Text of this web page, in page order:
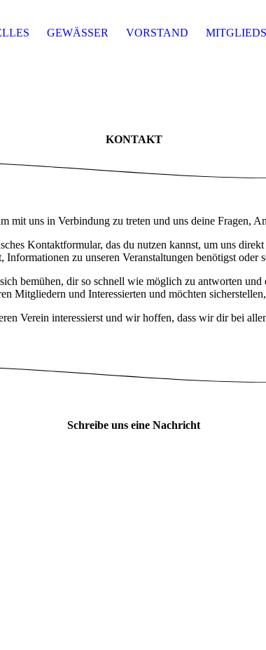
GEWÄSSER VORSTAND
KONTAKT
mit uns in Verbindung zu treten und uns deine Fragen,
Kontaktformular, das du nutzen kannst, um uns
zu unseren Veranstaltungen benötigst
bemühen, dir so schnell wie möglich zu antworten und
Mitgliedern und Interessierten und möchten
Verein interessierst und wir hoffen, dass wir dir bei
Schreibe uns eine Nachricht